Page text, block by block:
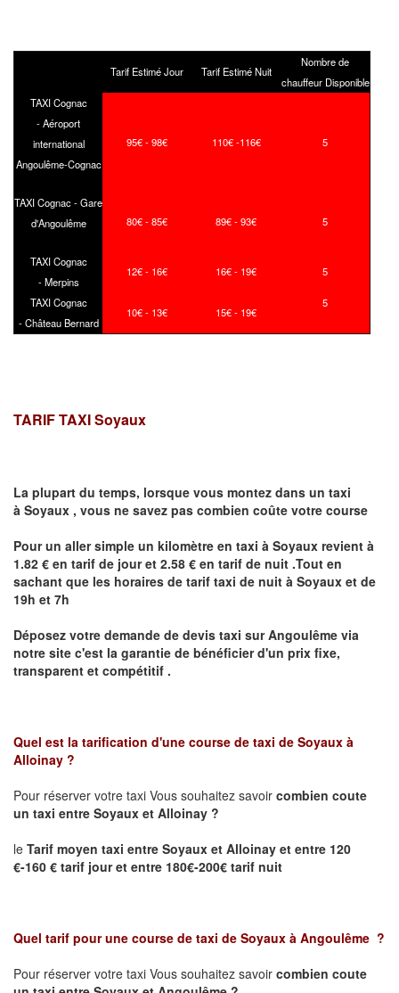
Tarif Estimé Jour Tarif Estimé Nuit
Nombre de
chauffeur Disponible
TAXI Cognac
- Aéroport
international
Angoulême-Cognac
95€ - 98€ 110€ -116€ 5
TAXI Cognac - Gare
d'Angoulême
80€ - 85€ 89€ - 93€ 5
TAXI Cognac
- Merpins
12€ - 16€ 16€ - 19€ 5
TAXI Cognac
- Château Bernard
10€ - 13€ 15€ - 19€
5
TARIF TAXISoyaux
La plupart du temps, lorsque vous montez dans un taxi
à Soyaux , vous ne savez pas combien coûte votre course
Pour un aller simple un kilomètre en taxi à Soyaux revient à
1.82 € en tarif de jour et 2.58 € en tarif de nuit .Tout en
sachant que les horaires de tarif taxi de nuit à Soyaux et de
19h et 7h
Déposez votre demande de devis taxi surAngoulême via
notre site c'est la garantie de bénéficier d'un prix fixe,
transparent et compétitif .
Quel est la tarification d'une course de taxi de Soyaux à
Alloinay ?
Pour réserver votre taxi Vous souhaitez savoir combien coute
un taxi entre Soyaux et Alloinay ?
le Tarif moyen taxi entre Soyaux et Alloinay et entre 120
€-160 € tarif jour et entre 180€-200€ tarif nuit
Quel tarif pour une course de taxi de Soyaux à Angoulême ?
Pour réserver votre taxi Vous souhaitez savoir combien coute